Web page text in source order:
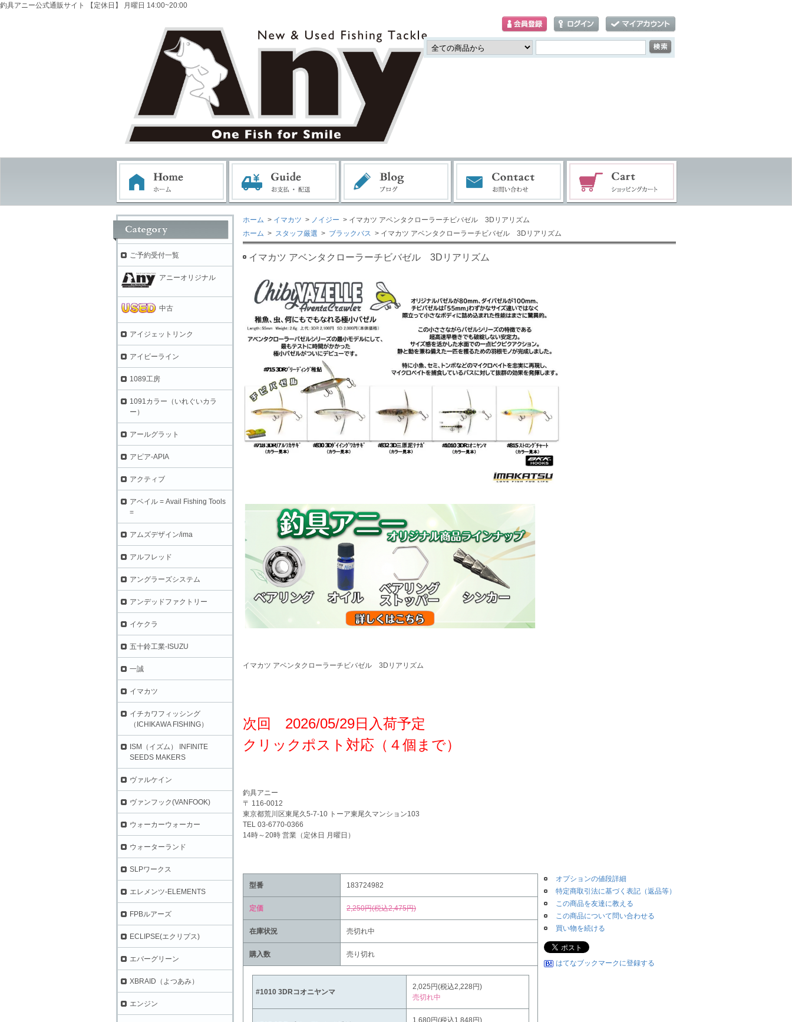
釣具アニー公式通販サイト 【定休日】 月曜日 14:00~20:00
ホーム > イマカツ > ノイジー > イマカツ アベンタクローラーチビバゼル 3Dリアリズム
ホーム > スタッフ厳選 > ブラックバス > イマカツ アベンタクローラーチビバゼル 3Dリアリズム
イマカツ アベンタクローラーチビバゼル 3Dリアリズム
イマカツ アベンタクローラーチビバゼル 3Dリアリズム
次回 2026/05/29日入荷予定
クリックポスト対応（４個まで）
釣具アニー
〒 116-0012
東京都荒川区東尾久5-7-10 トーア東尾久マンション103
TEL 03-6770-0366
14時～20時 営業（定休日 月曜日）
型番 183724982
定価 2,250円(税込2,475円)
在庫状況 売切れ中
購入数 売り切れ
#1010 3DRコオニヤンマ
2,025円(税込2,228円)
売切れ中
1,680円(税込1,848円)
オプションの値段詳細
特定商取引法に基づく表記（返品等）
この商品を友達に教える
この商品について問い合わせる
買い物を続ける
はてなブックマークに登録する
ご予約受付一覧
アニーオリジナル
中古
アイジェットリンク
アイビーライン
1089工房
1091カラー（いれぐいカラ
ー）
アールグラット
アピア-APIA
アクティブ
アベイル = Avail Fishing Tools
=
アムズデザイン/ima
アルフレッド
アングラーズシステム
アンデッドファクトリー
イケクラ
五十鈴工業-ISUZU
一誠
イマカツ
イチカワフィッシング
（ICHIKAWA FISHING）
ISM（イズム） INFINITE
SEEDS MAKERS
ヴァルケイン
ヴァンフック(VANFOOK)
ウォーカーウォーカー
ウォーターランド
SLPワークス
エレメンツ-ELEMENTS
FPBルアーズ
ECLIPSE(エクリプス)
エバーグリーン
XBRAID（よつあみ）
エンジン